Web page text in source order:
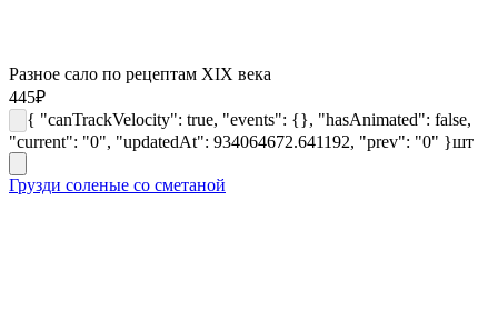
Разное сало по рецептам XIX века
445₽
{ "canTrackVelocity": true, "events": {}, "hasAnimated": false,
"current": "0", "updatedAt": 934064672.641192, "prev": "0" }шт
Грузди соленые со сметаной